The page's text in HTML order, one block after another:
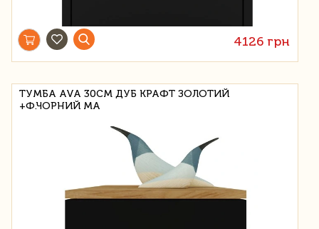
4126 грн
ТУМБА AVA 30СМ ДУБ КРАФТ ЗОЛОТИЙ
+Ф.ЧОРНИЙ МА